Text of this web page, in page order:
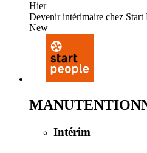
Hier
Devenir intérimaire chez Start
New
Intérim